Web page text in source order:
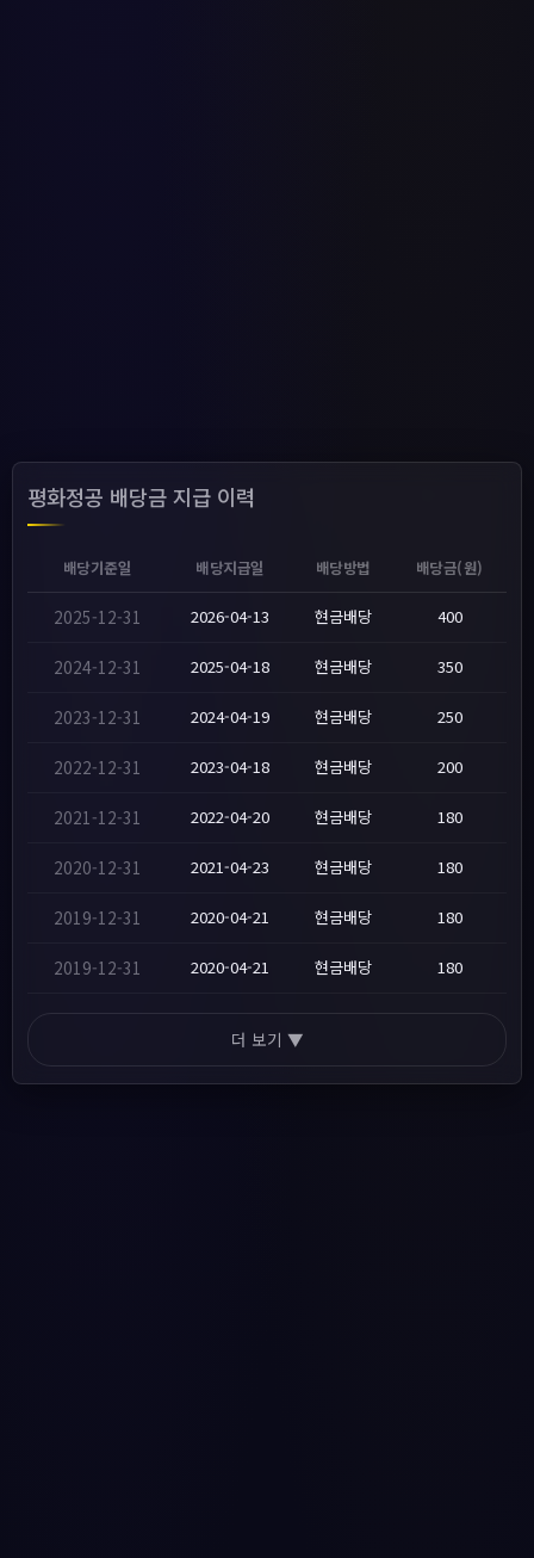
평화정공 배당금 지급 이력
배당기준일 배당지급일 배당방법 배당금(원)
2025-12-31 2026-04-13 현금배당 400
2024-12-31 2025-04-18 현금배당 350
2023-12-31 2024-04-19 현금배당 250
2022-12-31 2023-04-18 현금배당 200
2021-12-31 2022-04-20 현금배당 180
2020-12-31 2021-04-23 현금배당 180
2019-12-31 2020-04-21 현금배당 180
2019-12-31 2020-04-21 현금배당 180
더 보기 ▼